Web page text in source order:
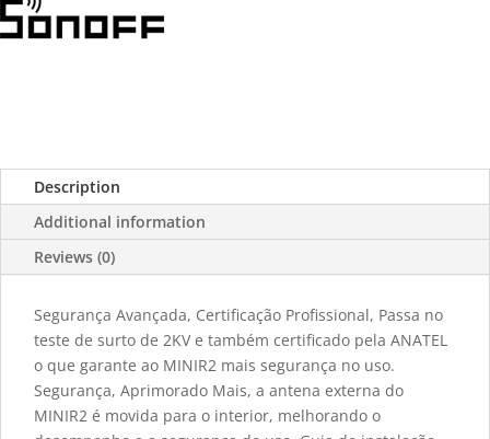
Description
Additional information
Reviews (0)
Segurança Avançada, Certificação Profissional, Passa no
teste de surto de 2KV e também certificado pela ANATEL
o que garante ao MINIR2 mais segurança no uso.
Segurança, Aprimorado Mais, a antena externa do
MINIR2 é movida para o interior, melhorando o